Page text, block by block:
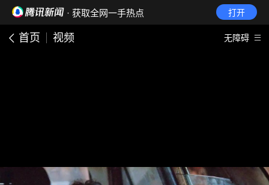
· 获取全网一手热点 打开
首页 视频 无障碍